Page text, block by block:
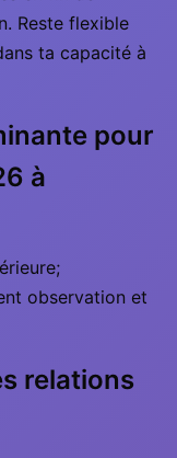
Reste flexible
ta capacité à
pour
à
observation et
relations